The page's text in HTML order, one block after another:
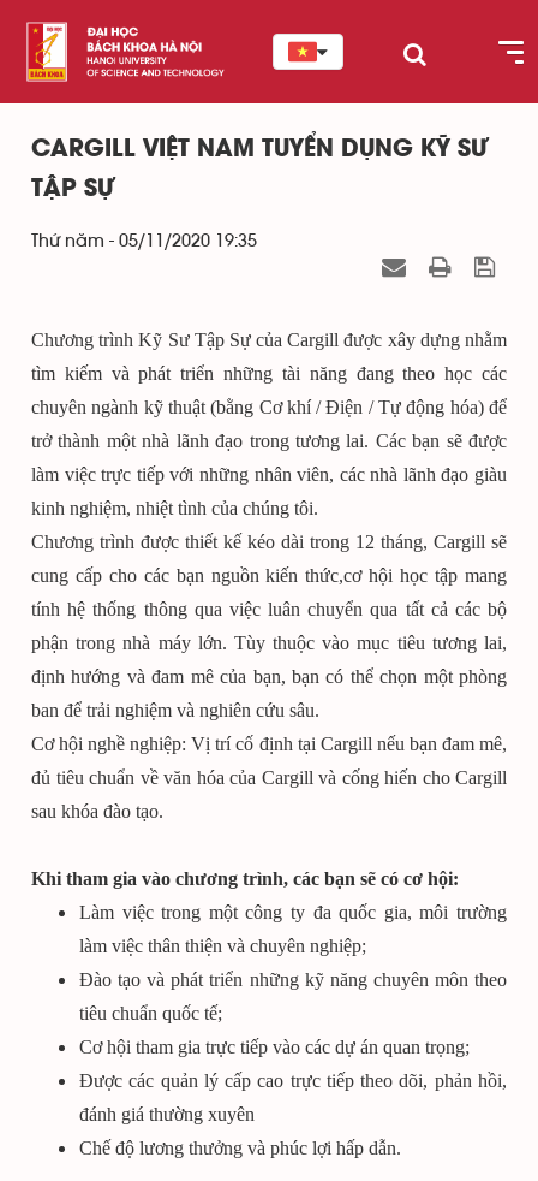
CARGILL VIỆT NAM TUYỂN DỤNG KỸ SƯ
TẬP SỰ
Thứ năm - 05/11/2020 19:35
Chương trình Kỹ Sư Tập Sự của Cargill được xây dựng nhằm
tìm kiếm và phát triển những tài năng đang theo học các
chuyên ngành kỹ thuật (bằng Cơ khí / Điện / Tự động hóa) để
trở thành một nhà lãnh đạo trong tương lai. Các bạn sẽ được
làm việc trực tiếp với những nhân viên, các nhà lãnh đạo giàu
kinh nghiệm, nhiệt tình của chúng tôi.
Chương trình được thiết kế kéo dài trong 12 tháng, Cargill sẽ
cung cấp cho các bạn nguồn kiến thức,cơ hội học tập mang
tính hệ thống thông qua việc luân chuyển qua tất cả các bộ
phận trong nhà máy lớn. Tùy thuộc vào mục tiêu tương lai,
định hướng và đam mê của bạn, bạn có thể chọn một phòng
ban để trải nghiệm và nghiên cứu sâu.
Cơ hội nghề nghiệp: Vị trí cố định tại Cargill nếu bạn đam mê,
đủ tiêu chuẩn về văn hóa của Cargill và cống hiến cho Cargill
sau khóa đào tạo.
Khi tham gia vào chương trình, các bạn sẽ có cơ hội:
Làm việc trong một công ty đa quốc gia, môi trường
làm việc thân thiện và chuyên nghiệp;
Đào tạo và phát triển những kỹ năng chuyên môn theo
tiêu chuẩn quốc tế;
Cơ hội tham gia trực tiếp vào các dự án quan trọng;
Được các quản lý cấp cao trực tiếp theo dõi, phản hồi,
đánh giá thường xuyên
Chế độ lương thưởng và phúc lợi hấp dẫn.